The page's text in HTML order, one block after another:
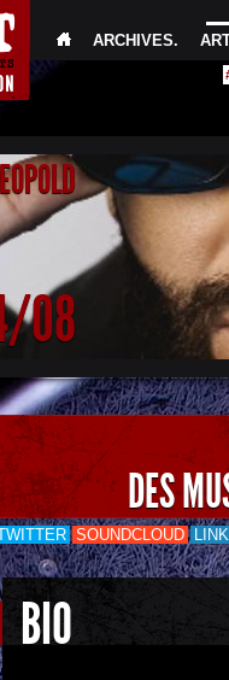
ARCHIVES.
08
DES
SOUNDCLOUD
BIO